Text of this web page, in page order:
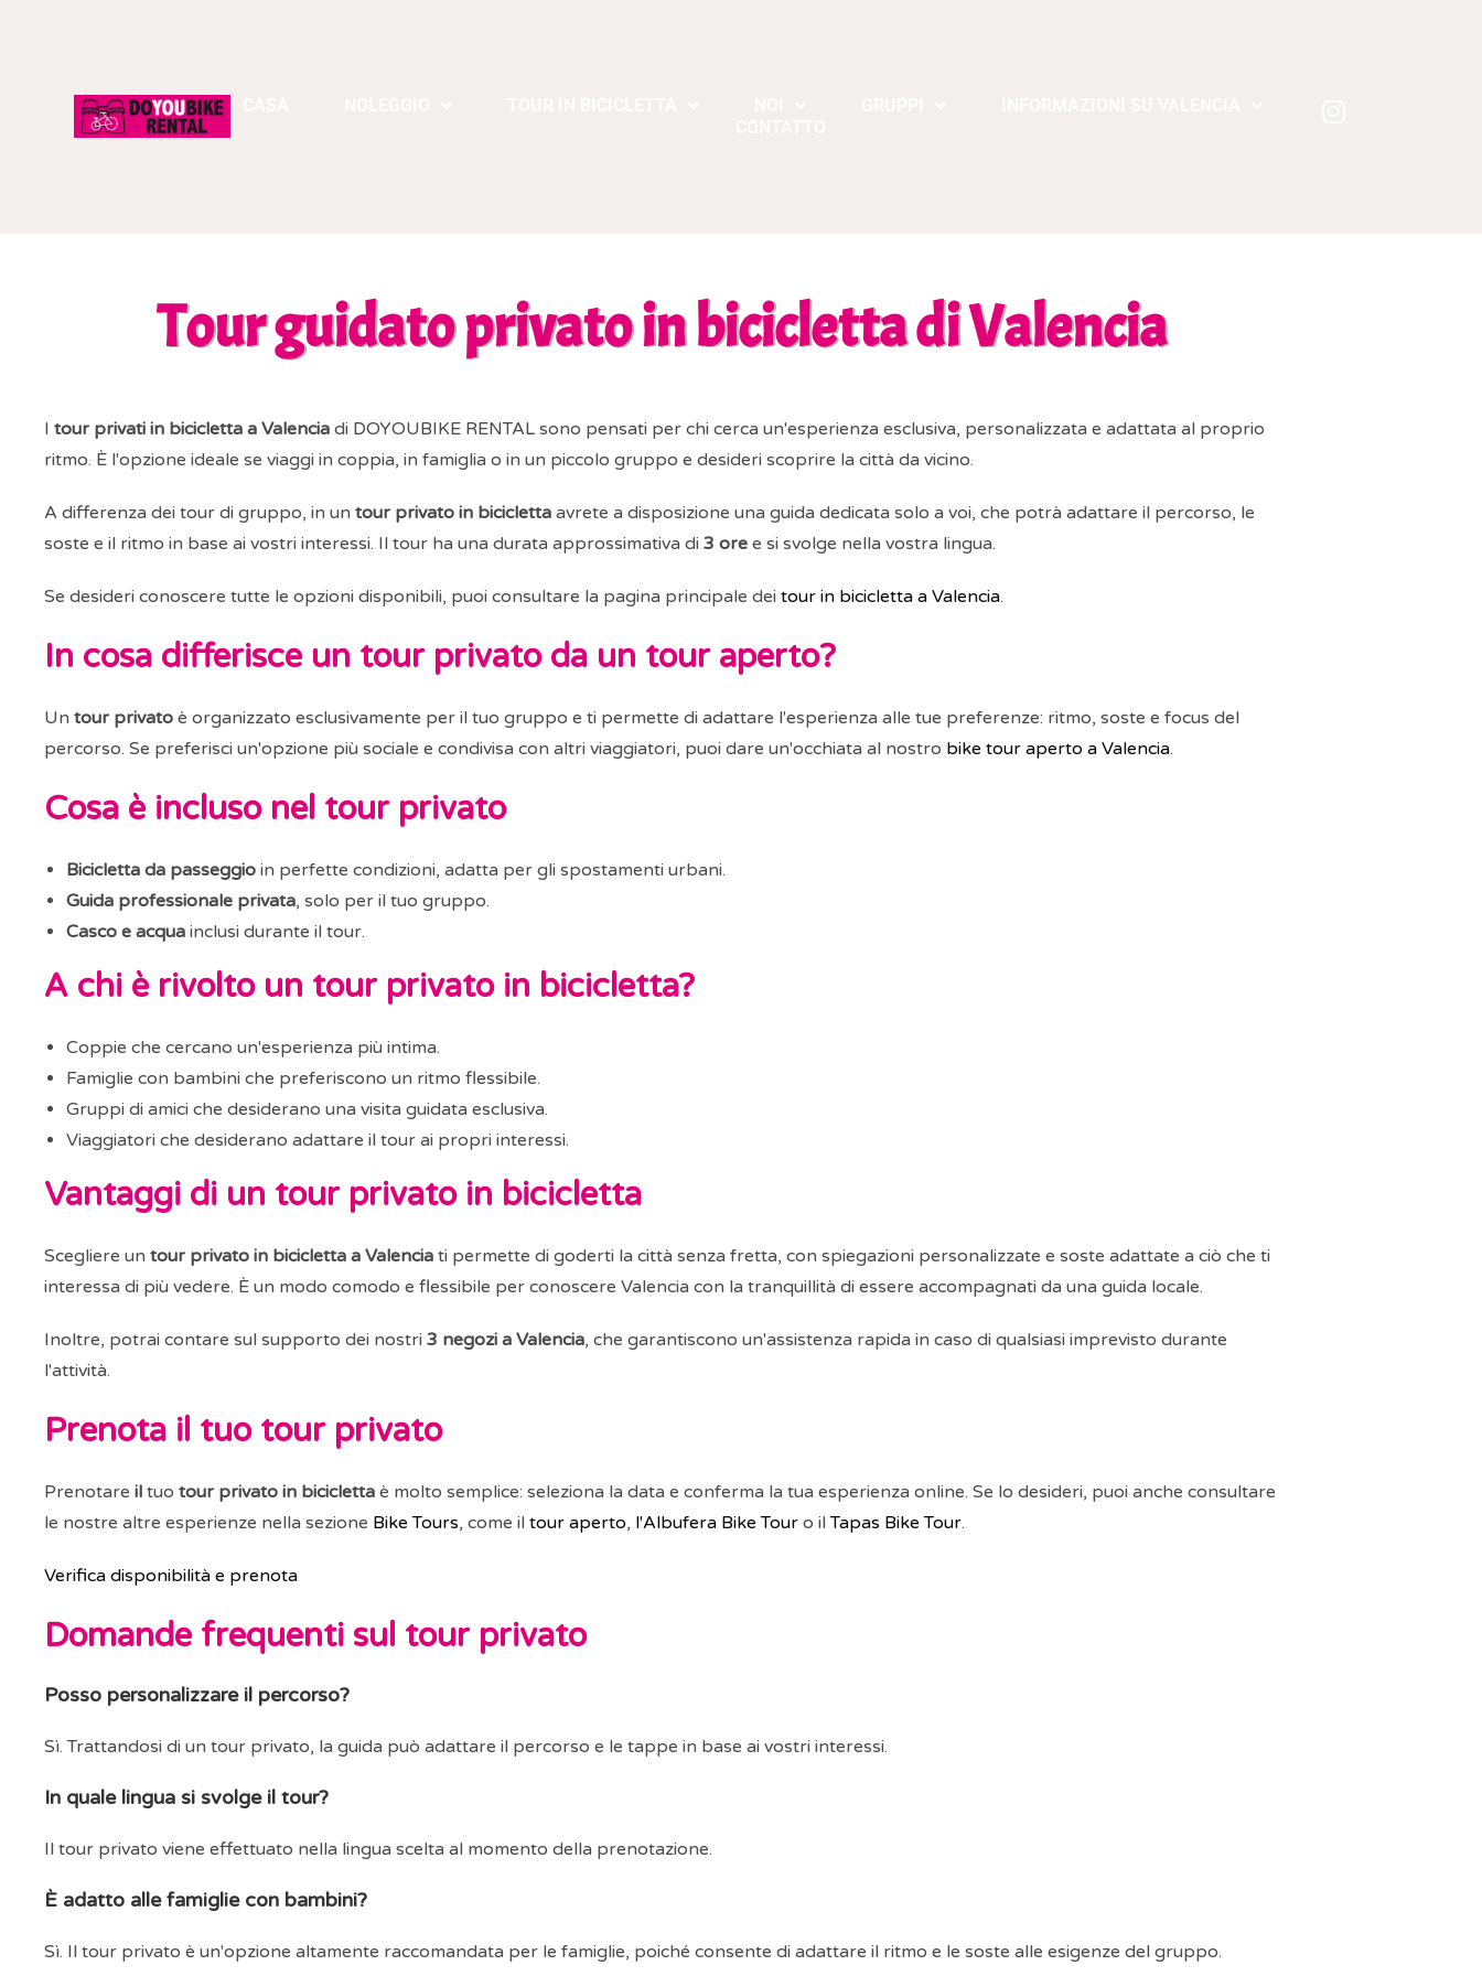
Tour guidato privato in bicicletta di Valencia
I tour privati in bicicletta a Valencia di DOYOUBIKE RENTAL sono pensati per chi cerca un'esperienza esclusiva, personalizzata e adattata al proprio
ritmo. È l'opzione ideale se viaggi in coppia, in famiglia o in un piccolo gruppo e desideri scoprire la città da vicino.
A differenza dei tour di gruppo, in un tour privato in bicicletta avrete a disposizione una guida dedicata solo a voi, che potrà adattare il percorso, le
soste e il ritmo in base ai vostri interessi. Il tour ha una durata approssimativa di 3 ore e si svolge nella vostra lingua.
Se desideri conoscere tutte le opzioni disponibili, puoi consultare la pagina principale dei tour in bicicletta a Valencia.
In cosa differisce un tour privato da un tour aperto?
Un tour privato è organizzato esclusivamente per il tuo gruppo e ti permette di adattare l'esperienza alle tue preferenze: ritmo, soste e focus del
percorso. Se preferisci un'opzione più sociale e condivisa con altri viaggiatori, puoi dare un'occhiata al nostro bike tour aperto a Valencia.
Cosa è incluso nel tour privato
Bicicletta da passeggio in perfette condizioni, adatta per gli spostamenti urbani.
Guida professionale privata, solo per il tuo gruppo.
Casco e acqua inclusi durante il tour.
A chi è rivolto un tour privato in bicicletta?
Coppie che cercano un'esperienza più intima.
Famiglie con bambini che preferiscono un ritmo flessibile.
Gruppi di amici che desiderano una visita guidata esclusiva.
Viaggiatori che desiderano adattare il tour ai propri interessi.
Vantaggi di un tour privato in bicicletta
Scegliere un tour privato in bicicletta a Valencia ti permette di goderti la città senza fretta, con spiegazioni personalizzate e soste adattate a ciò che ti
interessa di più vedere. È un modo comodo e flessibile per conoscere Valencia con la tranquillità di essere accompagnati da una guida locale.
Inoltre, potrai contare sul supporto dei nostri 3 negozi a Valencia, che garantiscono un'assistenza rapida in caso di qualsiasi imprevisto durante
l'attività.
Prenota il tuo tour privato
Prenotare il tuo tour privato in bicicletta è molto semplice: seleziona la data e conferma la tua esperienza online. Se lo desideri, puoi anche consultare
le nostre altre esperienze nella sezione Bike Tours, come il tour aperto, l'Albufera Bike Tour o ilTapas Bike Tour.
Verifica disponibilità e prenota
Domande frequenti sul tour privato
Posso personalizzare il percorso?
Sì. Trattandosi di un tour privato, la guida può adattare il percorso e le tappe in base ai vostri interessi.
In quale lingua si svolge il tour?
Il tour privato viene effettuato nella lingua scelta al momento della prenotazione.
È adatto alle famiglie con bambini?
Sì. Il tour privato è un'opzione altamente raccomandata per le famiglie, poiché consente di adattare il ritmo e le soste alle esigenze del gruppo.